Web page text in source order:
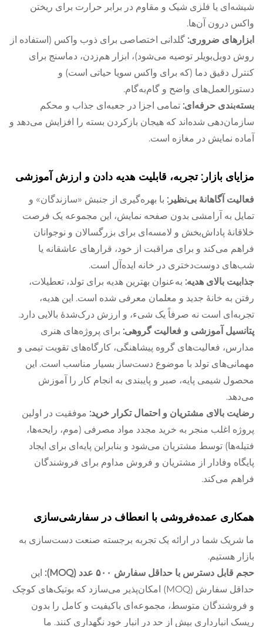
شیشه‌ای یا فلزی شیک و مقاوم در برابر حرارت برای ریختن
واکس درون آن‌ها.
ابزارهای ضروری: گلدانی اختصاصی برای ذوب واکس (استفاده از
روش دوبل‌بویلر توصیه می‌شود)، ابزار هم‌زدن، دماسنج برای
کنترل دقیق دما (که برای واکس سویا حیاتی است) و
دستورالعمل‌های واضح و گام‌به‌گام.
بسته‌بندی حرفه‌ای: تمامی اجزا در جعبه‌ای جذاب و محکم
سازمان‌دهی شده‌اند که هیجان بازکردن بسته را افزایش می‌دهد و
آماده نمایش در مغازه است.
مزایای بازار: تجربه، قابلیت هدیه دادن و ارزش آموزشی
فعالیت آگاهانهٔ بی‌نظیر: با بهره‌گیری از جنبش «سازندگان» و
تمایل به آرامشی بدون صفحه نمایش، این مجموعه یک فرصت
خلاقانهٔ پاداش‌بخش و لامسه‌ای برای بزرگسالان و نوجوانان
فراهم می‌کند و برای مراقبت از خود، قرارهای عاشقانه یا
شب‌های دوست‌دختری در خانه ایده‌آل است.
جذابیت بالای هدیه: به‌عنوان بهترین هدیه برای تولد، تعطیلات،
رفتن به خانهٔ جدید و معلمان معرفی شده است. این هدیه،
تجربه‌ای است نه صرفاً یک شیء، و ارزش درک‌شدهٔ بالایی دارد.
پتانسیل آموزشی و فعالیت گروهی: برای پروژه‌های هنری
مدارس، فعالیت‌های گروه پیشاهنگی، کارگاه‌های تقویت تیمی و
مهمانی‌های تولد با موضوع دست‌ساز بسیار مناسب است. این
محصول شیمی پایه، صبر و پایبندی به انجام کار را آموزش
می‌دهد.
رضایت بالای مشتریان و احتمال تکرار خرید: موفقیت در اولین
پروژه اغلب منجر به خرید مجدد مواد مصرفی (موم، رایحه‌ها،
فتیله‌ها) توسط مشتریان می‌شود و بنابراین پایه‌ای برای ایجاد
پایگاه وفادار از مشتریان و فروش مداوم برای فروشندگان
فراهم می‌کند.
همکاری عمده‌فروشی با انعطاف در سفارشی‌سازی
ما شریک شما در ارائه یک تجربه برجسته صنعت دست‌سازی به
بازار هستیم.
حجم قابل دسترس با حداقل سفارش ۵۰۰ عدد (MOQ):
این
حداقل سفارش (MOQ) امکان‌پذیر می‌سازد که بوتیک‌های کوچک
و فروشندگان متوسط، مجموعه‌ای باکیفیت و کامل را بدون
ریسک انبارداری بیش از حد در انبار خود نگهداری کنند. ما